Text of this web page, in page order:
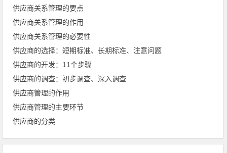
供应商关系管理的要点
供应商关系管理的作用
供应商关系管理的必要性
供应商的选择：短期标准、长期标准、注意问题
供应商的开发：11个步骤
供应商的调查：初步调查、深入调查
供应商管理的作用
供应商管理的主要环节
供应商的分类